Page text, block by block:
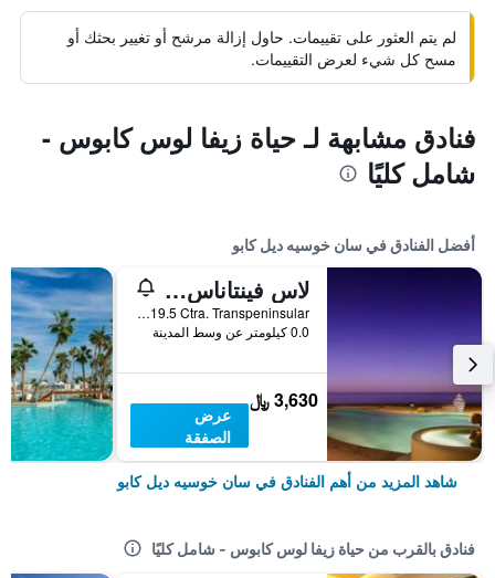
لم يتم العثور على تقييمات. حاول إزالة مرشح أو تغيير بحثك أو
مسح كل شيء لعرض التقييمات.
فنادق مشابهة لـ حياة زيفا لوس كابوس -
شامل كليًا
أفضل الفنادق في سان خوسيه ديل كابو
لاس فينتاناس ألباريزو، أحد منتجعات روزود
KM 19.5 Ctra. Transpeninsular, سان خوسيه ديل كابو, ولاية باخا كاليفورنيا سور, المكسيك
0.0 كيلومتر عن وسط المدينة
3,630 ﷼
عرض
الصفقة
شاهد المزيد من أهم الفنادق في سان خوسيه ديل كابو
فنادق بالقرب من حياة زيفا لوس كابوس - شامل كليًا